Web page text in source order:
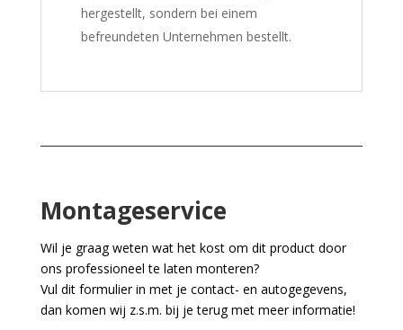
hergestellt, sondern bei einem
befreundeten Unternehmen bestellt.
Montageservice
Wil je graag weten wat het kost om dit product door
ons professioneel te laten monteren?
Vul dit formulier in met je contact- en autogegevens,
dan komen wij z.s.m. bij je terug met meer informatie!